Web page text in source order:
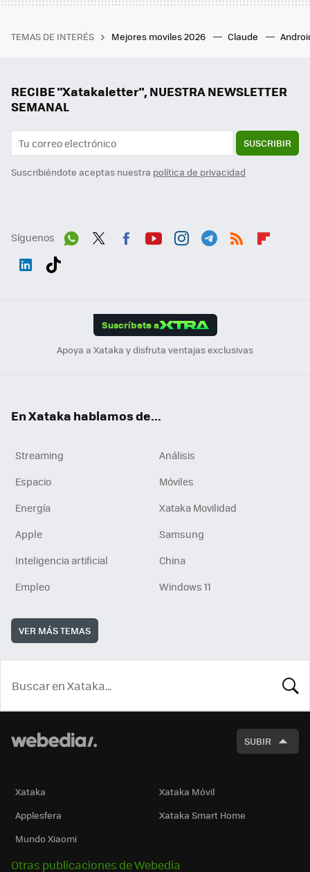
TEMAS DE INTERÉS Mejores moviles 2026 Claude
RECIBE "Xatakaletter", NUESTRA NEWSLETTER
SEMANAL
SUSCRIBIR
Suscribiéndote aceptas nuestra política de privacidad
Síguenos
Suscríbete a
Apoya a Xataka y disfruta ventajas exclusivas
En Xataka hablamos de...
Streaming
Análisis
Espacio
Móviles
Energía
Xataka Movilidad
Apple
Samsung
Inteligencia artificial
China
Empleo
Windows 11
VER MÁS TEMAS
SUBIR
Xataka
Xataka Móvil
Applesfera
Xataka Smart Home
Mundo Xiaomi
Otras publicaciones de Webedia